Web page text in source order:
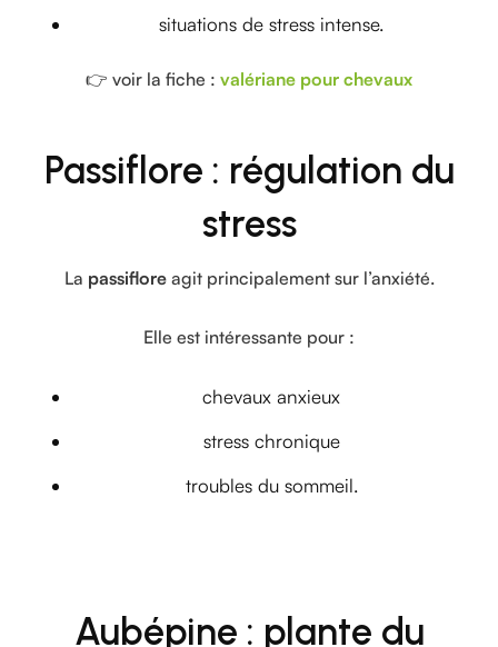
situations de stress intense.
👉 voir la fiche : valériane pour chevaux
Passiflore : régulation du
stress
La passifloreagit principalement sur l’anxiété.
Elle est intéressante pour :
chevaux anxieux
stress chronique
troubles du sommeil.
Aubépine : plante du